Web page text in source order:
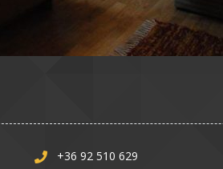
+36 92 510 629